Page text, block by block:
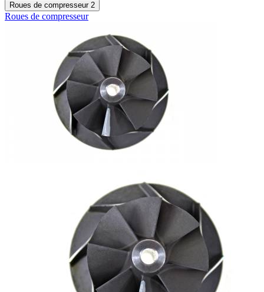
Roues de compresseur 2
Roues de compresseur